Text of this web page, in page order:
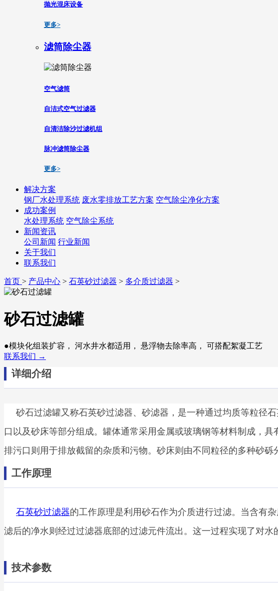
抛光混床设备
更多>
滤筒除尘器
空气滤筒
自洁式空气过滤器
自清洁除沙过滤机组
脉冲滤筒除尘器
更多>
解决方案
钢厂水处理系统 废水零排放工艺方案 空气除尘净化方案
成功案例
水处理系统 空气除尘系统
新闻资讯
公司新闻 行业新闻
关于我们
联系我们
首页 > 产品中心 > 石英砂过滤器 > 多介质过滤器 >
砂石过滤罐
●模块化组装扩容， 河水井水都适用， 悬浮物去除率高， 可搭配絮凝工艺
联系我们 →
详细介绍
砂石过滤罐又称石英砂过滤器、砂滤器，是一种通过均质等粒径
口以及砂床等部分组成。罐体通常采用金属或玻璃钢等材料制成，
排污口则用于排放截留的杂质和污物。砂床则由不同粒径的多种砂
工作原理
石英砂过滤器的工作原理是利用砂石作为介质进行过滤。当含有
滤后的净水则经过过滤器底部的过滤元件流出。这一过程实现了对水
技术参数